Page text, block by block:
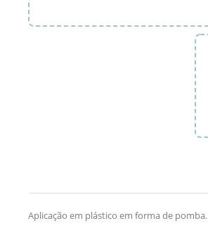
Aplicação em plástico em forma de pomba.